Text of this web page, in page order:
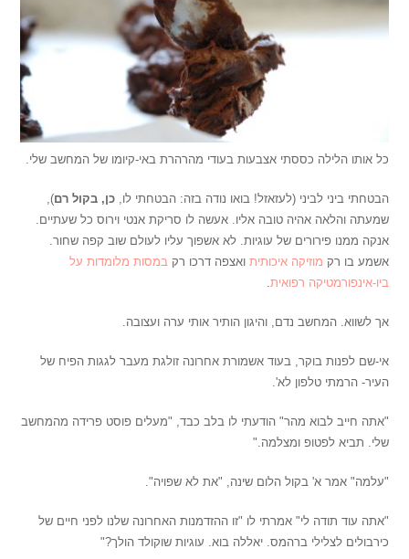
כל אותו הלילה כססתי אצבעות בעודי מהרהרת באי-קיומו של המחשב שלי.
הבטחתי ביני לביני (לעזאזל! בואו נודה בזה: הבטחתי לו,כן, בקול רם),
שמעתה והלאה אהיה טובה אליו. אעשה לו סריקת אנטי וירוס כל שעתיים.
אנקה ממנו פירורים של עוגיות. לא אשפוך עליו לעולם שוב קפה שחור.
אשמע בו רק מוזיקה איכותיתואצפה דרכו רק במסות מלומדות על
ביו-אינפורמטיקה רפואית
אך לשווא. המחשב נדם, והיגון הותיר אותי ערה ועצובה.
אי-שם לפנות בוקר, בעוד אשמורת אחרונה זולגת מעבר לגגות הפיח של
העיר- הרמתי טלפון לא'.
"אתה חייב לבוא מהר" הודעתי לו בלב כבד, "מעלים פוסט פרידה מהמחשב
שלי. תביא לפטופ ומצלמה."
"עלמה" אמר א' בקול הלום שינה, "את לא שפויה".
"אתה עוד תודה לי" אמרתי לו "זו ההזדמנות האחרונה שלנו לפני חיים של
כירבולים לצלילי ברהמס. יאללה בוא. עוגיות שוקולד הולך?"